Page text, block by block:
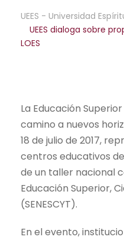
UEES - Universidad
UEES dialoga sobre
LOES
La Educación
camino a nuevos
18 de julio de 2017,
centros educativos
de un taller nacional
Educación Superior,
(SENESCYT).
En el evento,